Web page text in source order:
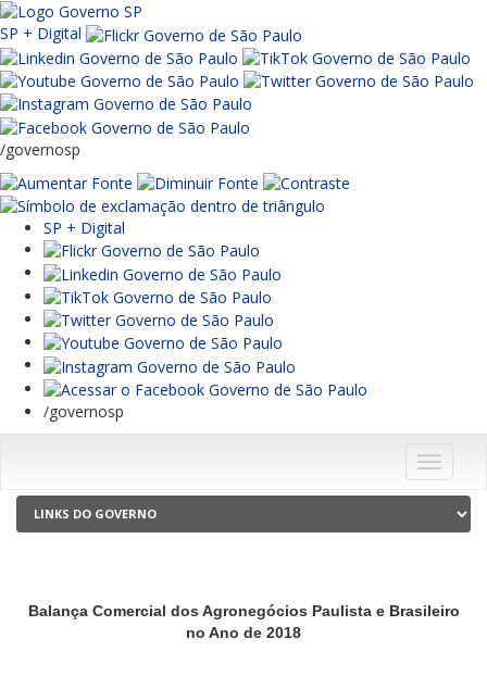
SP + Digital
/governosp
SP + Digital
/governosp
Menu
Balança Comercial dos Agronegócios Paulista e Brasileiro
no Ano de 2018